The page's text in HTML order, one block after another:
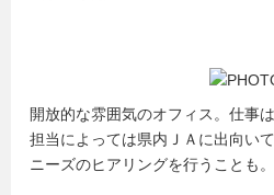
開放的な雰囲気のオフィス。仕事
担当によっては県内ＪＡに出向い
ニーズのヒアリングを行うことも。